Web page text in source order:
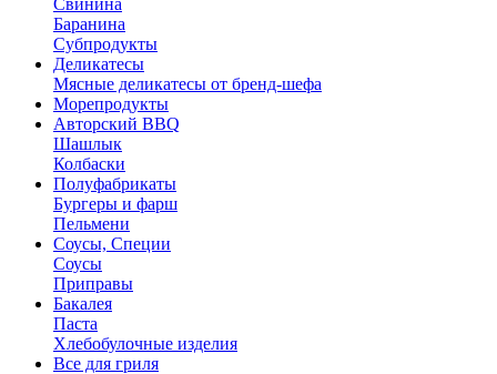
Свинина
Баранина
Субпродукты
Деликатесы
Мясные деликатесы от бренд-шефа
Морепродукты
Авторский BBQ
Шашлык
Колбаски
Полуфабрикаты
Бургеры и фарш
Пельмени
Соусы, Специи
Соусы
Приправы
Бакалея
Паста
Хлебобулочные изделия
Все для гриля